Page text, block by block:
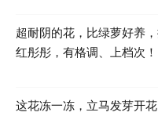
超耐阴的花，比绿萝好养
红彤彤，有格调、上档次！
这花冻一冻，立马发芽开